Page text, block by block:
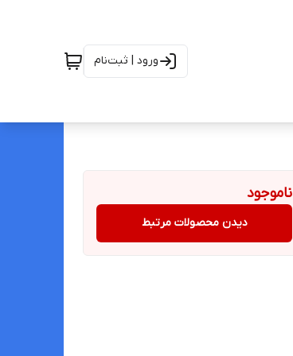
ورود | ثبت‌نام
ناموجود
دیدن محصولات مرتبط